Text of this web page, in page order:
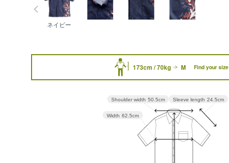
ネイビー
173cm / 70kg M Find your size
Sleeve length 24.5cm
Width 62.5cm
Shoulder width 50.5cm